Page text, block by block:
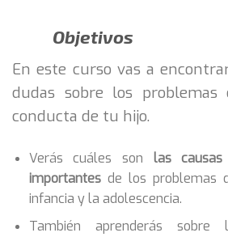
Objetivos
En este curso vas a
dudas sobre los problemas
conducta de tu hijo.
Verás cuáles son las
importantesde los problemas
infancia y la adolescencia.
También aprenderás sobre